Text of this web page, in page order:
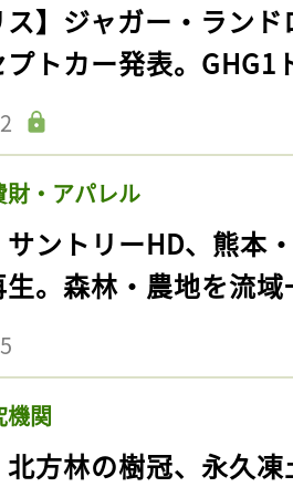
ス】ジャガー・ラン
トカー発表。GHG1
・アパレル
サントリーHD、熊本
生。森林・農地を流
機関
北方林の樹冠、永久